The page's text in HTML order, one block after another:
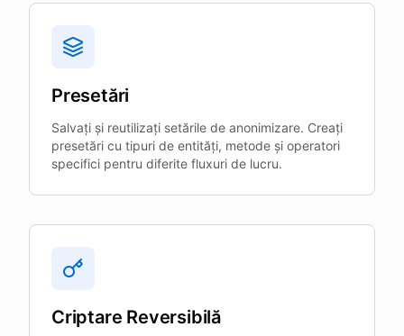
Presetări
Salvați și reutilizați setările de anonimizare. Creați
presetări cu tipuri de entități, metode și operatori
specifici pentru diferite fluxuri de lucru.
Criptare Reversibilă